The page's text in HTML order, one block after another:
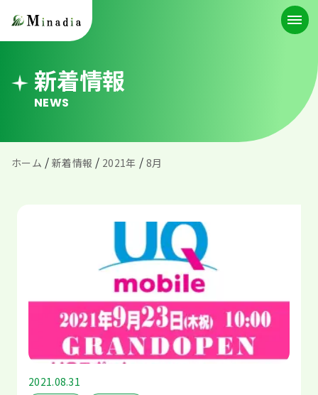
新着情報
NEWS
ホーム / 新着情報 / 2021年 / 8月
2021.08.31